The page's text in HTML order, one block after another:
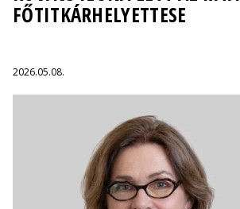
FŐTITKÁRHELYETTESE
2026.05.08.